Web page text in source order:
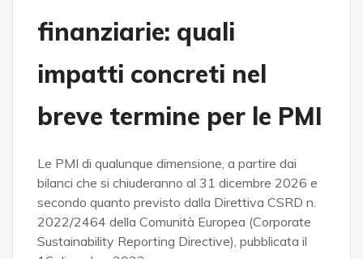
finanziarie: quali
impatti concreti nel
breve termine per le PMI
Le PMI di qualunque dimensione, a partire dai
bilanci che si chiuderanno al 31 dicembre 2026 e
secondo quanto previsto dalla Direttiva CSRD n.
2022/2464 della Comunità Europea (Corporate
Sustainability Reporting Directive), pubblicata il